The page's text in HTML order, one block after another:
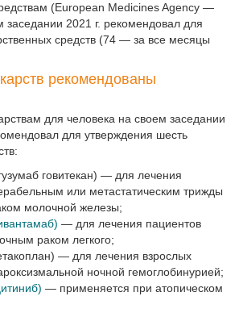
(European Medicines Agency —
заседании 2021 г. рекомендовал для
средств (74 — за все месяцы
рекомендованы
для человека на своем заседании
для утверждения шесть
говитекан) — для лечения
или метастатическим трижды
молочной железы;
— для лечения пациентов
раком легкого;
— для лечения взрослых
ночной гемоглобинурией;
— применяется при атопическом